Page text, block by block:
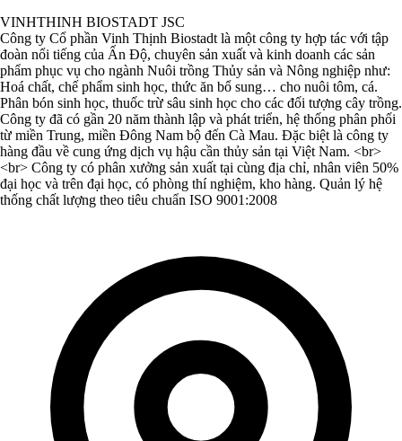
VINHTHINH BIOSTADT JSC
Công ty Cổ phần Vinh Thịnh Biostadt là một công ty hợp tác với tập
đoàn nổi tiếng của Ấn Độ, chuyên sản xuất và kinh doanh các sản
phẩm phục vụ cho ngành Nuôi trồng Thủy sản và Nông nghiệp như:
Hoá chất, chế phẩm sinh học, thức ăn bổ sung… cho nuôi tôm, cá.
Phân bón sinh học, thuốc trừ sâu sinh học cho các đối tượng cây trồng.
Công ty đã có gần 20 năm thành lập và phát triển, hệ thống phân phối
từ miền Trung, miền Đông Nam bộ đến Cà Mau. Đặc biệt là công ty
hàng đầu về cung ứng dịch vụ hậu cần thủy sản tại Việt Nam. <br>
<br> Công ty có phân xưởng sản xuất tại cùng địa chỉ, nhân viên 50%
đại học và trên đại học, có phòng thí nghiệm, kho hàng. Quản lý hệ
thống chất lượng theo tiêu chuẩn ISO 9001:2008